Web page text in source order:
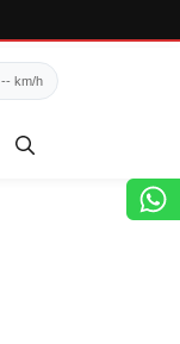
-- km/h